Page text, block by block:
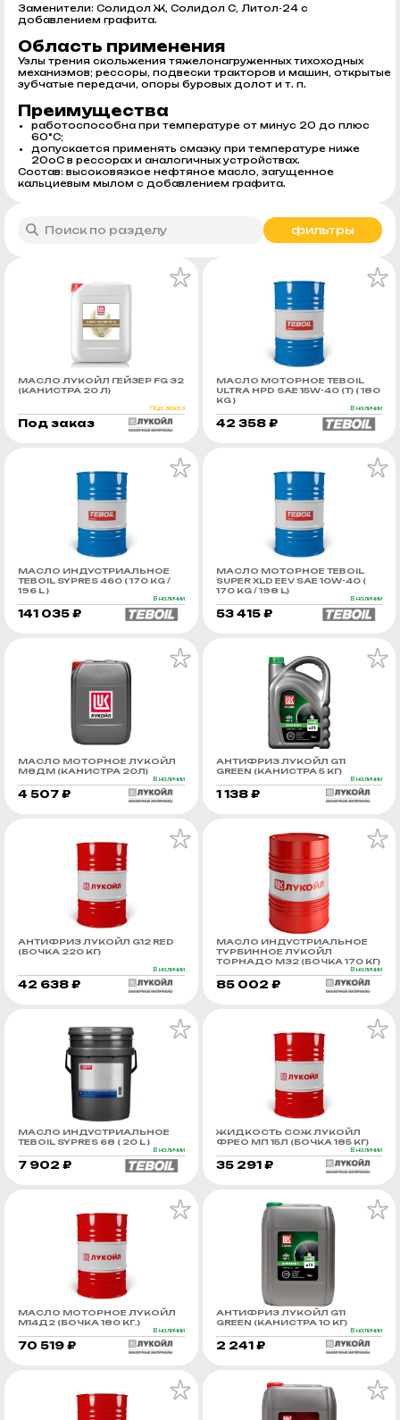
Заменители: Солидол Ж, Солидол С, Литол-24 с
добавлением графита.
Область применения
Узлы трения скольжения тяжелонагруженных тихоходных
механизмов; рессоры, подвески тракторов и машин, открытые
зубчатые передачи, опоры буровых долот и т. п.
Преимущества
работоспособна при температуре от минус 20 до плюс
60°С;
допускается применять смазку при температуре ниже
20оС в рессорах и аналогичных устройствах.
Состав: высоковязкое нефтяное масло, загущенное
кальциевым мылом с добавлением графита.
фильтры
МАСЛО ЛУКОЙЛ ГЕЙЗЕР FG 32
(КАНИСТРА 20 Л)
Под заказ
Под заказ
МАСЛО МОТОРНОЕ TEBOIL
ULTRA HPD SAE 15W-40 (Т) ( 180
KG )
В наличии
42 358 ₽
МАСЛО ИНДУСТРИАЛЬНОЕ
TEBOIL SYPRES 460 ( 170 KG /
196 L )
В наличии
141 035 ₽
МАСЛО МОТОРНОЕ TEBOIL
SUPER XLD EEV SAE 10W-40 (
170 KG / 198 L)
В наличии
53 415 ₽
МАСЛО МОТОРНОЕ ЛУКОЙЛ
М8ДМ (КАНИСТРА 20Л)
В наличии
4 507 ₽
АНТИФРИЗ ЛУКОЙЛ G11
GREEN (КАНИСТРА 5 КГ)
В наличии
1 138 ₽
АНТИФРИЗ ЛУКОЙЛ G12 RED
(БОЧКА 220 КГ)
В наличии
42 638 ₽
МАСЛО ИНДУСТРИАЛЬНОЕ
ТУРБИННОЕ ЛУКОЙЛ
ТОРНАДО М32 (БОЧКА 170 КГ)
В наличии
85 002 ₽
МАСЛО ИНДУСТРИАЛЬНОЕ
TEBOIL SYPRES 68 ( 20 L )
В наличии
7 902 ₽
ЖИДКОСТЬ СОЖ ЛУКОЙЛ
ФРЕО МП 15Л (БОЧКА 185 КГ)
В наличии
35 291 ₽
МАСЛО МОТОРНОЕ ЛУКОЙЛ
М14Д2 (БОЧКА 180 КГ.)
В наличии
70 519 ₽
АНТИФРИЗ ЛУКОЙЛ G11
GREEN (КАНИСТРА 10 КГ)
В наличии
2 241 ₽